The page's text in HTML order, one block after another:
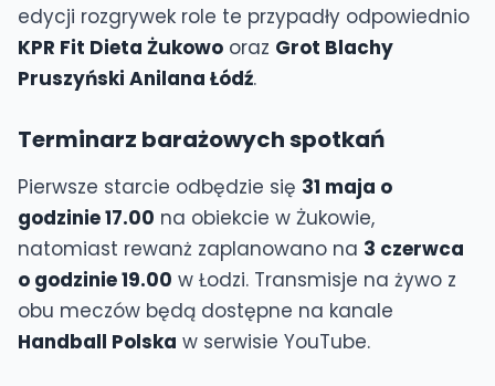
edycji rozgrywek role te przypadły odpowiednio
KPR Fit Dieta Żukowo oraz Grot Blachy
Pruszyński Anilana Łódź.
Terminarz barażowych spotkań
Pierwsze starcie odbędzie się 31 maja o
godzinie 17.00 na obiekcie w Żukowie,
natomiast rewanż zaplanowano na 3 czerwca
o godzinie 19.00 w Łodzi. Transmisje na żywo z
obu meczów będą dostępne na kanale
Handball Polska w serwisie YouTube.